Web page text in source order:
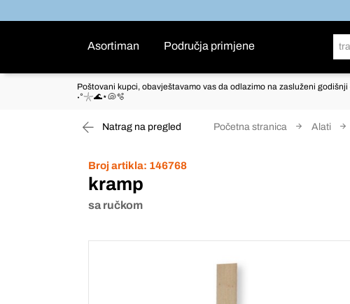
Asortiman Područja primjene
Poštovani kupci, obavještavamo vas da odlazimo na zasluženi godišnji
˖°𓇼🌊⋆🐚🫧
Natrag na pregled Početna stranica Alati
Broj artikla: 146768
kramp
sa ručkom